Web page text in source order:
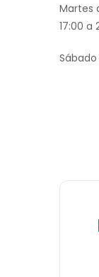
Martes
17:00 a
Sábado